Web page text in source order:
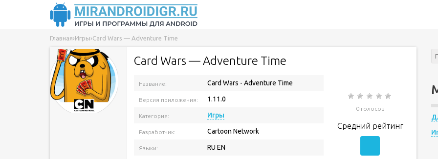
Главная›Игры›Card Wars — Adventure Time
Card Wars — Adventure Time
Название: Card Wars - Adventure Time
Версия приложения: 1.11.0
Категория: Игры
Разработчик: Cartoon Network
Языки: RU EN
0 голосов
Средний рейтинг